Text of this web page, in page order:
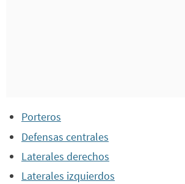
Porteros
Defensas centrales
Laterales derechos
Laterales izquierdos